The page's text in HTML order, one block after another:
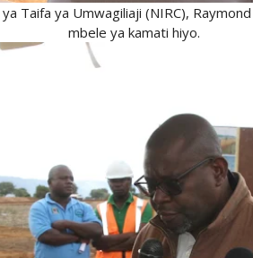
Taifa ya Umwagiliaji (NIRC),
mbele ya kamati hiyo.